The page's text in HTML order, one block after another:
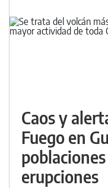
Caos y
Fuego en
erupciones